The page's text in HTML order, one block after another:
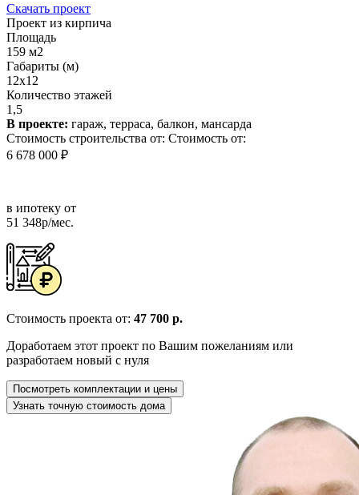
Скачать проект
Проект из кирпича
Площадь
159 м2
Габариты (м)
12х12
Количество этажей
1,5
В проекте: гараж, терраса, балкон, мансарда
Стоимость строительства от: Стоимость от:
6 678 000 ₽
в ипотеку от
51 348р/мес.
Стоимость проекта от: 47 700 р.
Доработаем этот проект по Вашим пожеланиям или
разработаем новый с нуля
Посмотреть комплектации и цены
Узнать точную стоимость дома